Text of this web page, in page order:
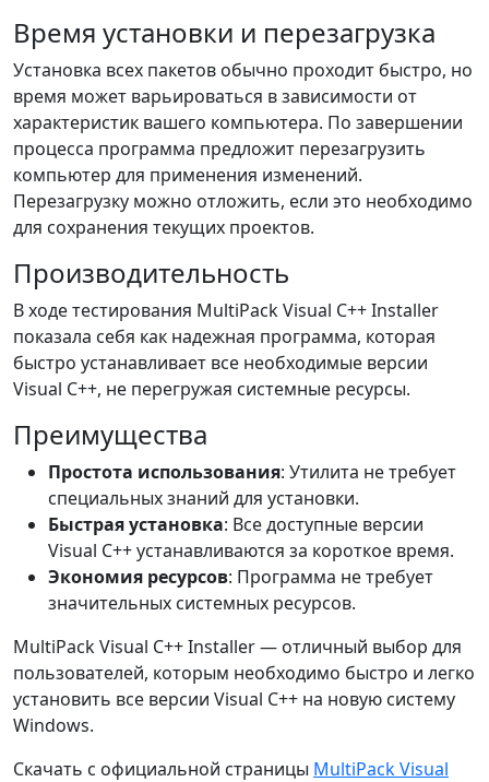
Время установки и перезагрузка
Установка всех пакетов обычно проходит быстро, но
время может варьироваться в зависимости от
характеристик вашего компьютера. По завершении
процесса программа предложит перезагрузить
компьютер для применения изменений.
Перезагрузку можно отложить, если это необходимо
для сохранения текущих проектов.
Производительность
В ходе тестирования MultiPack Visual C++ Installer
показала себя как надежная программа, которая
быстро устанавливает все необходимые версии
Visual C++, не перегружая системные ресурсы.
Преимущества
Простота использования: Утилита не требует
специальных знаний для установки.
Быстрая установка: Все доступные версии
Visual C++ устанавливаются за короткое время.
Экономия ресурсов: Программа не требует
значительных системных ресурсов.
MultiPack Visual C++ Installer — отличный выбор для
пользователей, которым необходимо быстро и легко
установить все версии Visual C++ на новую систему
Windows.
Скачать с официальной страницы MultiPack Visual